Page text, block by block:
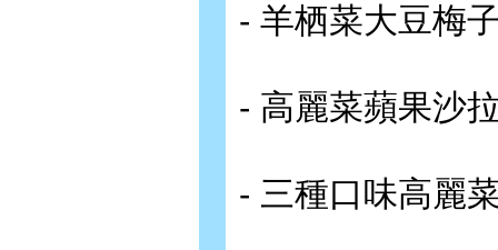
- 羊栖菜大豆梅
- 高麗菜蘋果沙
- 三種口味高麗